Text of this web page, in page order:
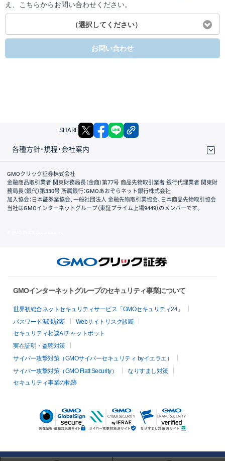
え、こちらからお問い合わせください。
（選択してください）
お問い合わせ
SHARE X facebook
各種方針・規程・会社案内
取引規程・約款
サイトマップ
その他のご案内
個人情報保護方針
最良執行方針
サイトのご利用について
ディスクレイマー
信託保全
リスク説明
会社案内
GMOクリック証券株式会社
金融商品取引業者 関東財務局長（金商）第77号 商品先物取引業者 銀行代理業者 関東財
務局長（銀代）第330号 所属銀行：GMOあおぞらネット銀行株式会社
加入協会：日本証券業協会、一般社団法人 金融先物取引業協会、日本商品先物取引協会
当社はGMOインターネットグループ（東証プライム上場9449）のメンバーです。
GMOインターネットグループのセキュリティ事業について
世界初総合ネットセキュリティサービス「GMOセキュリティ24」
パスワード漏洩診断
Webサイトリスク診断
セキュリティ相談AIチャットボット
実在証明・盗聴対策
サイバー攻撃対策（GMOサイバーセキュリティ byイエラエ）
サイバー攻撃対策（GMO Flatt Security）
なりすまし対策
セキュリティ事業の軌跡